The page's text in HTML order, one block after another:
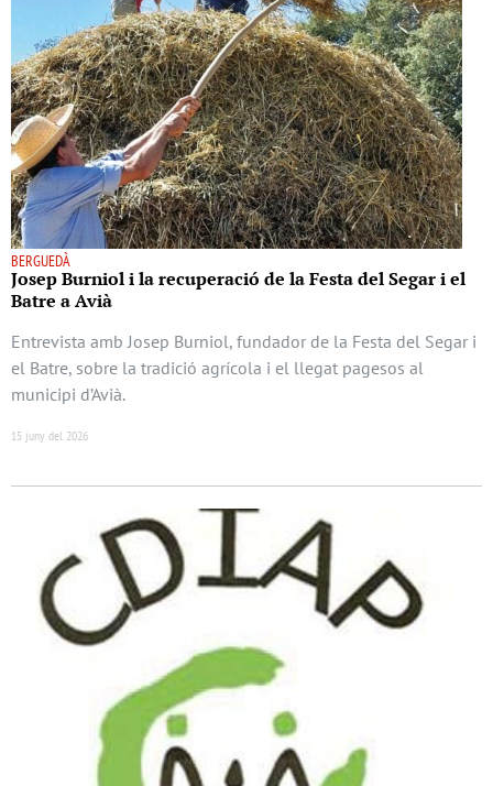
BERGUEDÀ
Josep Burniol i la recuperació de la Festa del Segar i el
Batre a Avià
Entrevista amb Josep Burniol, fundador de la Festa del Segar i
el Batre, sobre la tradició agrícola i el llegat pagesos al
municipi d’Avià.
15 juny del 2026